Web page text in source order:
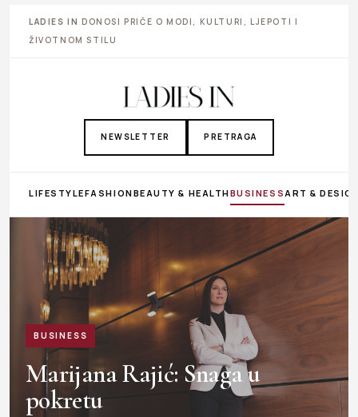
LADIES IN DONOSI PRIČE O MODI, KULTURI, LJEPOTI I
ŽIVOTNOM STILU
NEWSLETTER PRETRAGA
LIFESTYLEFASHIONBEAUTY & HEALTHBUSINESS ART &
BUSINESS
Marijana Rajić: Snaga u
pokretu